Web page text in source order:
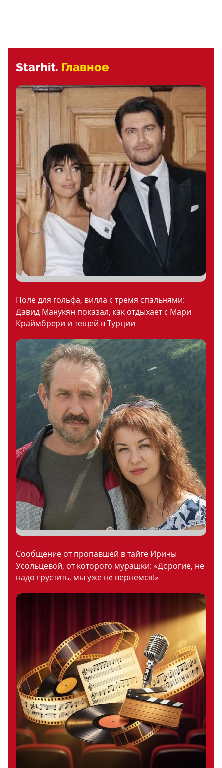
Starhit. Главное
Поле для гольфа, вилла с тремя спальнями:
Давид Манукян показал, как отдыхает с Мари
Краймбрери и тещей в Турции
Сообщение от пропавшей в тайге Ирины
Усольцевой, от которого мурашки: «Дорогие, не
надо грустить, мы уже не вернемся!»